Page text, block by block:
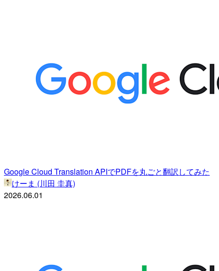
Google Cloud Translation APIでPDFを丸ごと翻訳してみた
けーま (川田 圭真)
2026.06.01